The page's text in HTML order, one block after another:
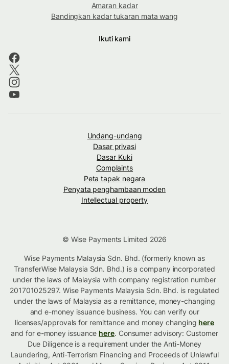
Amaran kadar
Bandingkan kadar tukaran mata wang
Ikuti kami
Undang-undang
Dasar privasi
Dasar Kuki
Complaints
Peta tapak negara
Penyata penghambaan moden
Intellectual property
© Wise Payments Limited 2026
Wise Payments Malaysia Sdn. Bhd. (formerly known as
TransferWise Malaysia Sdn. Bhd.) is a company incorporated
under the laws of Malaysia with company registration number
201701025297. Wise Payments Malaysia Sdn. Bhd. is regulated
under the laws of Malaysia as a remittance, money-changing
and e-money issuance business. You can verify our
licenses/approvals for remittance and money changing here
and for e-money issuance here. Consumer advisory: Customer
Due Diligence is a requirement under the Anti-Money
Laundering, Anti-Terrorism Financing and Proceeds of Unlawful